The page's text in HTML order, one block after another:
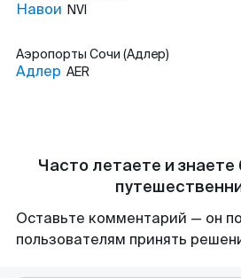
Навои NVI
Аэропорты Сочи (Адлер)
Адлер AER
Часто летаете и
Оставьте комментарий — он
пользователям принять